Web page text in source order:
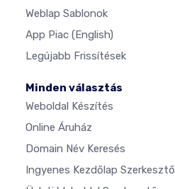
Weblap Sablonok
App Piac (English)
Legújabb Frissítések
Minden választás
Weboldal Készítés
Online Áruház
Domain Név Keresés
Ingyenes Kezdőlap Szerkesztő